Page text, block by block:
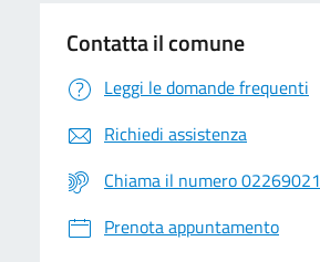
Contatta il comune
Leggi le domande frequenti
Richiedi assistenza
Chiama il numero 02269021
Prenota appuntamento